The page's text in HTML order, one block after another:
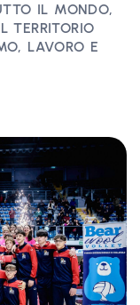
IL MONDO,
TERRITORIO
LAVORO E